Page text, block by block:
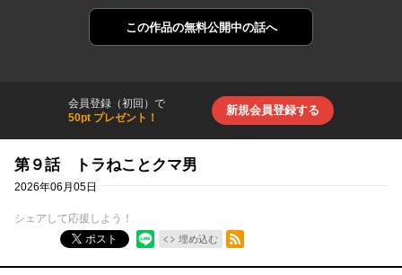
この作品の無料公開中の話へ
会員登録（初回）で
50pt プレゼント！
新規会員登録する
第９話 トラねことクマ男
2026年06月05日
シェアして応援しよう！
ポスト
埋め込む
RSSフィード